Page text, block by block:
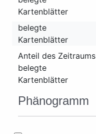
Kartenblätter
belegte
Kartenblätter
Anteil des Zeitraums
belegte
Kartenblätter
Phänogramm